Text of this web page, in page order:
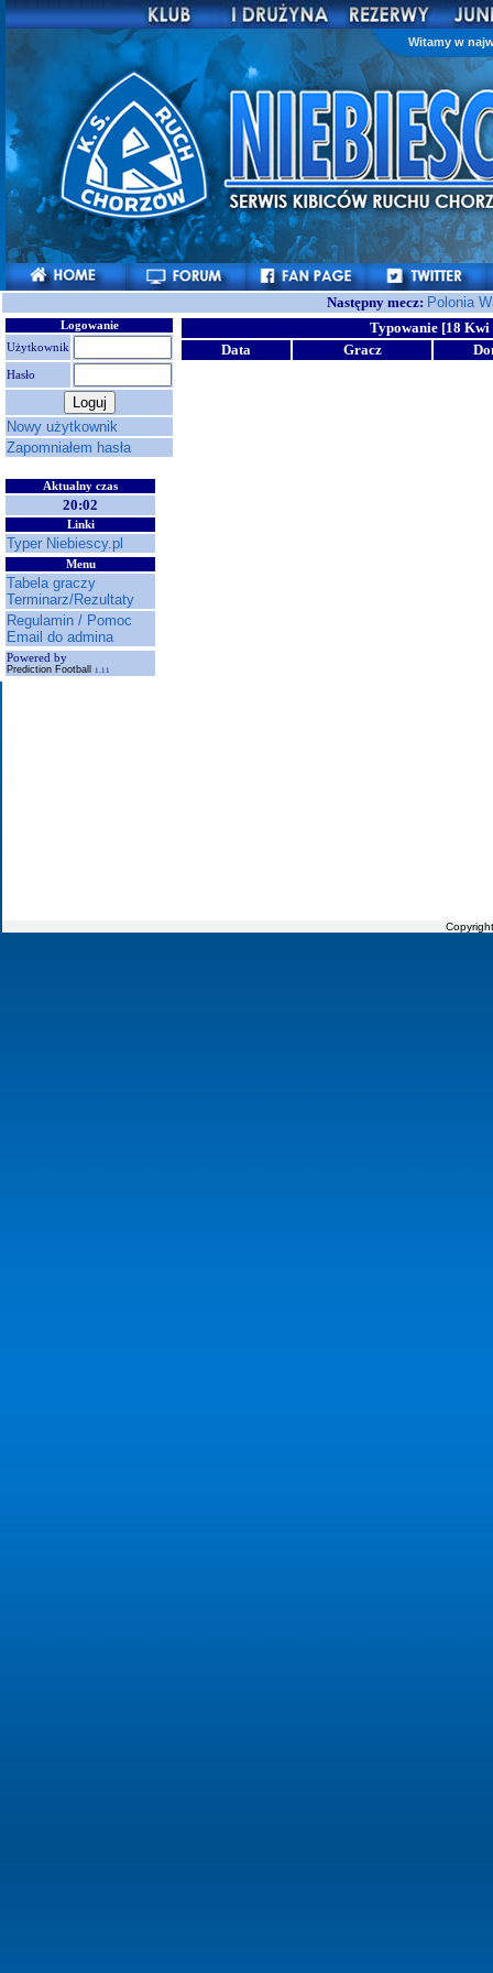
Witamy w
Następny mecz: Polonia
Logowanie
Użytkownik
Hasło
Nowy użytkownik
Zapomniałem hasła
Aktualny czas
20:02
Linki
Typer Niebiescy.pl
Menu
Tabela graczy
Terminarz/Rezultaty
Regulamin / Pomoc
Email do admina
Powered by
Prediction Football 1.11
Typowanie [18 Kwi
Data
Gracz